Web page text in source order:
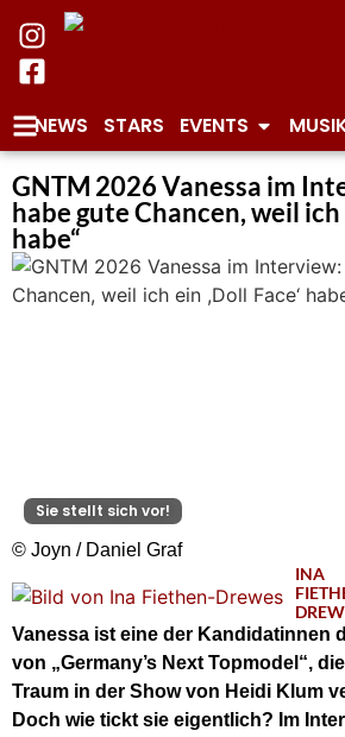
NEWS STARS EVENTS
GNTM 2026 Vanessa im
habe gute Chancen, weil ich
habe“
Sie stellt sich vor!
© Joyn / Daniel Graf
INA
Vanessa ist eine der Kandidatinnen
von „Germany’s Next Topmodel“,
Traum in der Show von Heidi Klum
Doch wie tickt sie eigentlich? Im